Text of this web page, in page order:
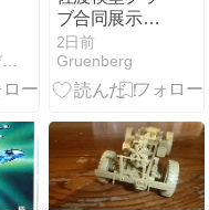
54歳出戻りモデラー奮戦記
ブ合同展示会
のお知らせ
2日前
Gruenberg